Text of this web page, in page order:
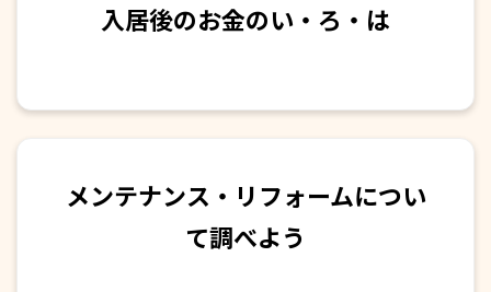
入居後のお金のい・ろ・は
メンテナンス・リフォームについ
て調べよう